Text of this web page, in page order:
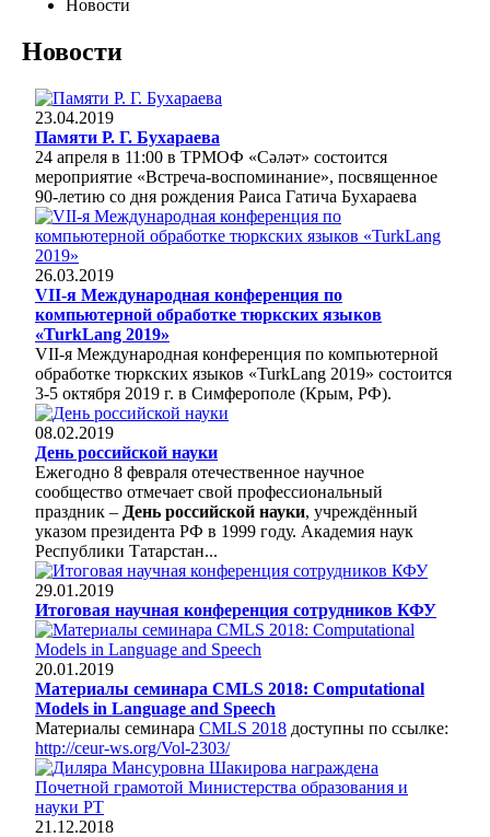
Новости
Новости
23.04.2019
Памяти Р. Г. Бухараева
24 апреля в 11:00 в ТРМОФ «Сәләт» состоится
мероприятие «Встреча-воспоминание», посвященное
90-летию со дня рождения Раиса Гатича Бухараева
26.03.2019
VII-я Международная конференция по
компьютерной обработке тюркских языков
«TurkLang 2019»
VII-я Международная конференция по компьютерной
обработке тюркских языков «TurkLang 2019» состоится
3-5 октября 2019 г. в Симферополе (Крым, РФ).
08.02.2019
День российской науки
Ежегодно 8 февраля отечественное научное
сообщество отмечает свой профессиональный
праздник – День российской науки, учреждённый
указом президента РФ в 1999 году. Академия наук
Республики Татарстан...
29.01.2019
Итоговая научная конференция сотрудников КФУ
20.01.2019
Материалы семинара CMLS 2018: Computational
Models in Language and Speech
Материалы семинара CMLS 2018 доступны по ссылке:
http://ceur-ws.org/Vol-2303/
21.12.2018